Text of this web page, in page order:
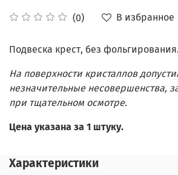
(0) В избранное
Подвеска крест, без фольгирования.
На поверхности кристаллов
незначительные несовершенства,
при тщательном осмотре.
Цена указана за 1 штуку.
Характеристики